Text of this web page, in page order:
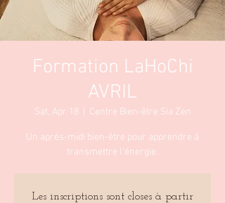
Formation LaHoChi
AVRIL
Sat, Apr 18 Centre Bien-être Sia Zen
Un après-midi bien-être pour apprendre à
transmettre l'énergie.
Les inscriptions sont closes à partir